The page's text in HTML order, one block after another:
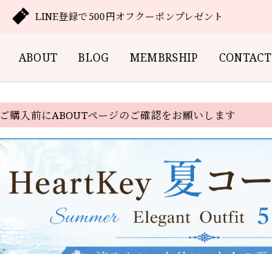
LINE登録で500円オフクーポンプレゼント
ABOUT BLOG MEMBRSHIP CONTACT
ご購入前にABOUTページのご確認をお願いします